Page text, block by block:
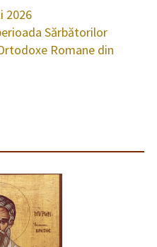
2026
Sărbătorilor
Romane din